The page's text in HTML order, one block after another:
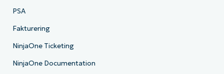
PSA
Fakturering
NinjaOne Ticketing
NinjaOne Documentation